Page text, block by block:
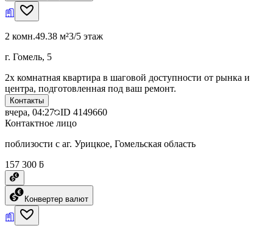
2 комн.49.38 м²3/5 этаж
г. Гомель, 5
2х комнатная квартира в шаговой доступности от рынка и
центра, подготовленная под ваш ремонт.
Контакты
вчера, 04:27 ID 4149660
Контактное лицо
поблизости с аг. Урицкое, Гомельская область
157 300 ƃ
Конвертер валют